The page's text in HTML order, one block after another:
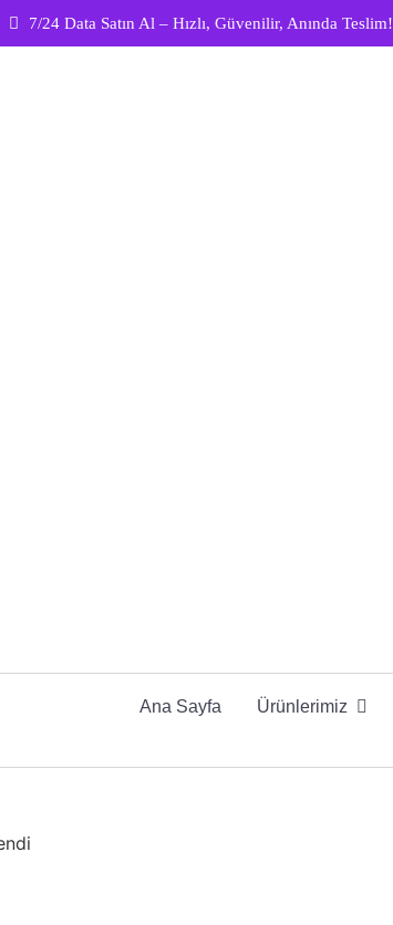
7/24 Data Satın Al – Hızlı, Güvenilir, Anında Teslim!
Ana Sayfa Ürünlerimiz